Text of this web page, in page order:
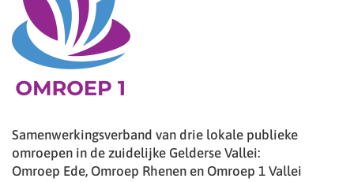
Samenwerkingsverband van drie lokale publieke
omroepen in de zuidelijke Gelderse Vallei:
Omroep Ede, Omroep Rhenen en Omroep 1 Vallei